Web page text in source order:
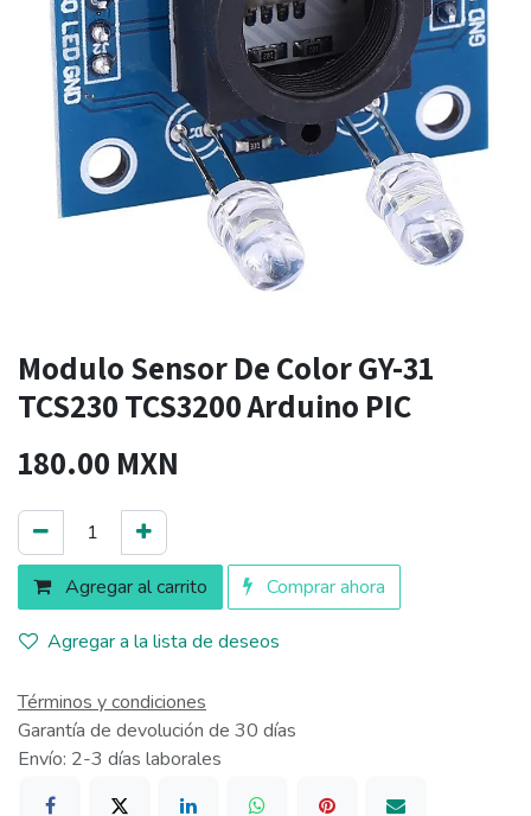
Modulo Sensor De Color GY-31
TCS230 TCS3200 Arduino PIC
180.00 MXN
Agregar al carrito Comprar ahora
Agregar a la lista de deseos
Términos y condiciones
Garantía de devolución de 30 días
Envío: 2-3 días laborales